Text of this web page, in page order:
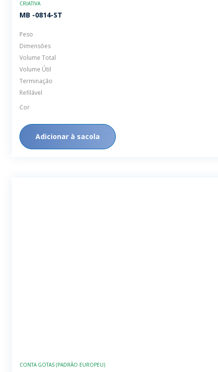
MB -0814-ST
Dimensões
Volume Total
Volume Útil
Terminação
Refilável
Cor
Adicionar à sacola
SB -1351-SA